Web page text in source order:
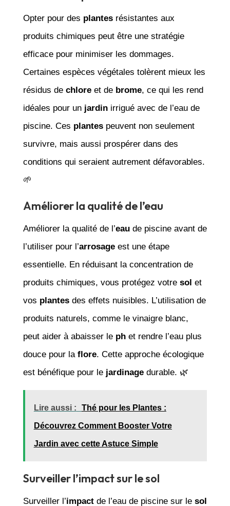
Opter pour des plantesrésistantes aux
produits chimiques peut être une stratégie
efficace pour minimiser les dommages.
Certaines espèces végétales tolèrent mieux les
résidus de chloreet de brome, ce qui les rend
idéales pour un jardinirrigué avec de l’eau de
piscine. Ces plantespeuvent non seulement
survivre, mais aussi prospérer dans des
conditions qui seraient autrement défavorables.
🌱
Améliorer la qualité de l’eau
Améliorer la qualité de l’eaude piscine avant de
l’utiliser pour l’arrosageest une étape
essentielle. En réduisant la concentration de
produits chimiques, vous protégez votre sol et
vos plantesdes effets nuisibles. L’utilisation de
produits naturels, comme le vinaigre blanc,
peut aider à abaisser le phet rendre l’eau plus
douce pour la flore. Cette approche écologique
est bénéfique pour le jardinagedurable. 🌿
Lire aussi : Thé pour les Plantes :
Découvrez Comment Booster Votre
Jardin avec cette Astuce Simple
Surveiller l’impact sur le sol
Surveiller l’impactde l’eau de piscine sur le sol